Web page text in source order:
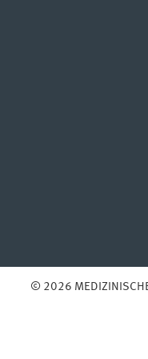
© 2026 MEDIZINISCHE